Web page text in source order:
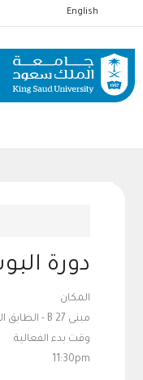
إلى
المحتوى
الرئيسي
English
دورة
المكان
مبنى 27 B - الطابق الأرضي- صالة الفنون
وقت بدء الفعالية
11:30pm